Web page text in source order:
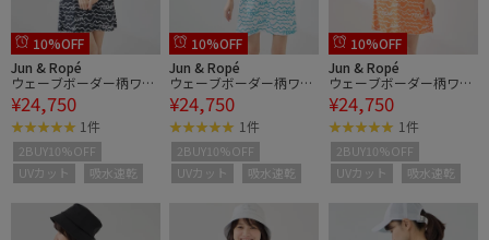
10%OFF
Jun & Ropé
ウェーブボーダー柄ワン
ピース/UV・吸水速乾
¥24,750
1件
2BUY10%OFF
UVカット
吸水速乾
10%OFF
Jun & Ropé
ウェーブボーダー柄ワン
ピース/UV・吸水速乾
¥24,750
1件
2BUY10%OFF
UVカット
吸水速乾
10%OFF
Jun & Ropé
ウェーブボーダー柄ワン
ピース/UV・吸水速乾
¥24,750
1件
2BUY10%OFF
UVカット
吸水速乾